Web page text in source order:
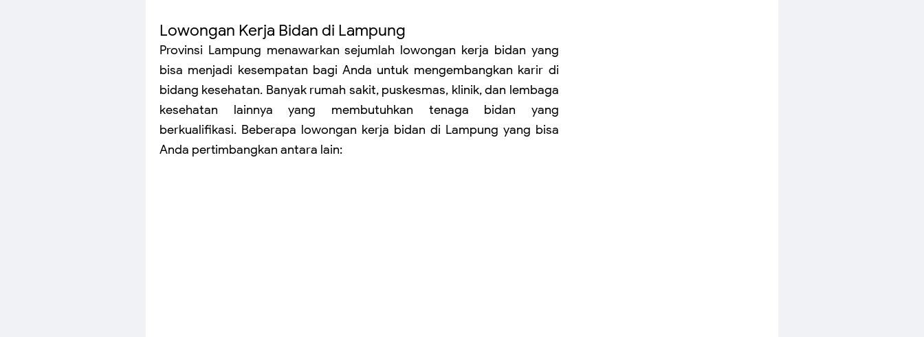
Lowongan Kerja Bidan di Lampung
Provinsi Lampung menawarkan sejumlah lowongan kerja bidan yang
bisa menjadi kesempatan bagi Anda untuk mengembangkan karir di
bidang kesehatan. Banyak rumah sakit, puskesmas, klinik, dan lembaga
kesehatan lainnya yang membutuhkan tenaga bidan yang
berkualifikasi. Beberapa lowongan kerja bidan di Lampung yang bisa
Anda pertimbangkan antara lain: